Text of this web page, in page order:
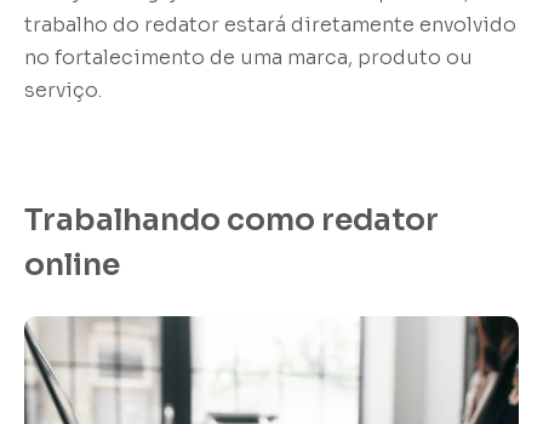
trabalho do redator estará diretamente envolvido
no fortalecimento de uma marca, produto ou
serviço.
Trabalhando como redator
online